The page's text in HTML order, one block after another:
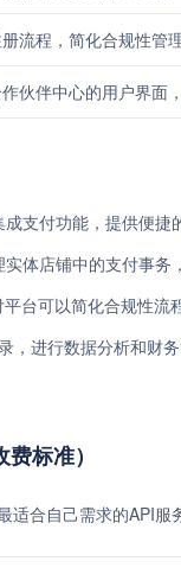
流程，简化合规性管理
伙伴中心的用户界面
支付功能，提供便捷
体店铺中的支付事务
台可以简化合规性流
进行数据分析和财务
标准）
合自己需求的API服